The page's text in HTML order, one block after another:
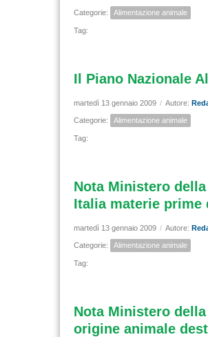
Categorie: Alimentazione animale
Tag:
Il Piano Nazionale
martedì 13 gennaio 2009 / Autore:
Categorie: Alimentazione animale
Tag:
Nota Ministero
Italia materie prime
martedì 13 gennaio 2009 / Autore:
Categorie: Alimentazione animale
Tag:
Nota Ministero
origine animale